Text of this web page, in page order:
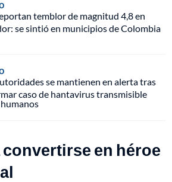
temblor de magnitud 4,8 en
se sintió en municipios de Colombia
se mantienen en alerta tras
caso de hantavirus transmisible
convertirse en héroe